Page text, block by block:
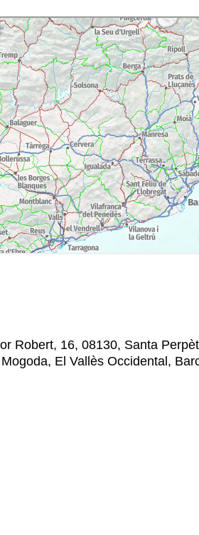
Robert, 16, 08130, Santa
El Vallès Occidental,